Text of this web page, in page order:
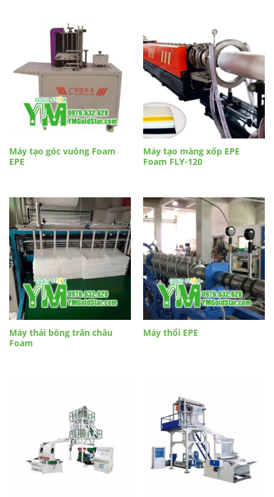
Máy tạo góc vuông Foam
EPE
Máy tạo màng xốp EPE
Foam FLY-120
Máy thái bông trân châu
Foam
Máy thổi EPE